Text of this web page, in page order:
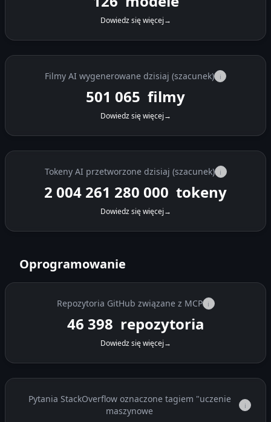
Dowiedz się więcej→
Filmy AI wygenerowane dzisiaj (szacunek) i
501 072 filmy
Dowiedz się więcej→
Tokeny AI przetworzone dzisiaj (szacunek) i
2 004 290 440 000 tokeny
Dowiedz się więcej→
Oprogramowanie
Repozytoria GitHub związane z MCP i
46 398 repozytoria
Dowiedz się więcej→
Pytania StackOverflow oznaczone tagiem "uczenie
maszynowe
i